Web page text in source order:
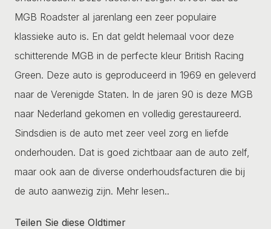
MGB Roadster al jarenlang een zeer populaire
klassieke auto is. En dat geldt helemaal voor deze
schitterende MGB in de perfecte kleur British Racing
Green. Deze auto is geproduceerd in 1969 en geleverd
naar de Verenigde Staten. In de jaren 90 is deze MGB
naar Nederland gekomen en volledig gerestaureerd.
Sindsdien is de auto met zeer veel zorg en liefde
onderhouden. Dat is goed zichtbaar aan de auto zelf,
maar ook aan de diverse onderhoudsfacturen die bij
de auto aanwezig zijn. Mehr lesen..
Teilen Sie diese Oldtimer